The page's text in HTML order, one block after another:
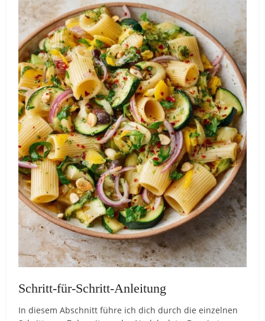
Schritt-für-Schritt-Anleitung
In diesem Abschnitt führe ich dich durch die einzelnen